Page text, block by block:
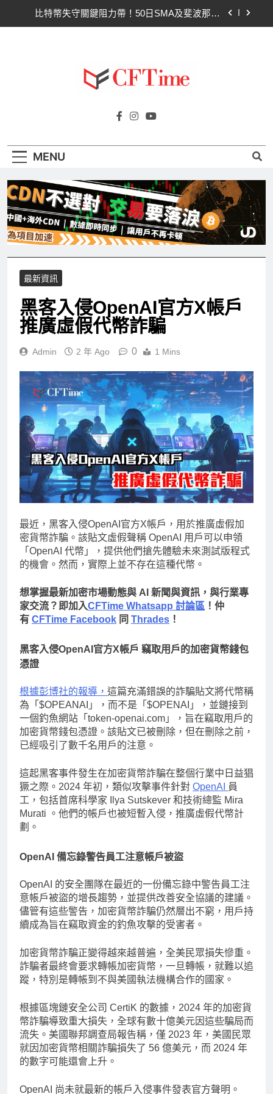
比特幣失守關鍵阻力帶！50日SMA及斐波那契
Circle Q2逆轉虧損 惟遭摩根士丹利狠砍目標價 市
場聚焦流通量萎縮
比特幣失守關鍵阻力帶！50日SMA及斐波那契
CLARITY法案道德條款談判陷僵局！Warren正式
場聚焦流通量萎縮
CLARITY法案60票門檻仍差關鍵缺口！民主黨七
參議員聯合聲明：現有提案尚未準備好
Cftime.io
AI（ChatGPT）、區塊鏈、NFT、加密貨
MENU
最新資訊
黑客入侵OpenAI官方X帳戶
推廣虛假代幣詐騙
Admin 2 年 Ago 0 1 Mins
最近，黑客入侵OpenAI官方X帳戶，用於推廣虛假加
密貨幣詐騙。該貼文虛假聲稱 OpenAI 用戶可以申領
「OpenAI 代幣」，提供他們搶先體驗未來測試版程式
的機會。然而，實際上並不存在這種代幣。
想掌握最新加密市場動態與 AI 新聞與資訊，與行業專
家交流？即加入CFTime Whatsapp 討論區 ！仲
有 CFTime Facebook 同 Thrades ！
黑客入侵OpenAI官方X帳戶 竊取用戶的加密貨幣錢包
憑證
根據彭博社的報導， 這篇充滿錯誤的詐騙貼文將代幣稱
為「$OPEANAI」，而不是「$OPENAI」，並鏈接到
一個釣魚網站「token-openai.com」，旨在竊取用戶的
加密貨幣錢包憑證。該貼文已被刪除，但在刪除之前，
已經吸引了數千名用戶的注意。
這起黑客事件發生在加密貨幣詐騙在整個行業中日益猖
獗之際。2024 年初，類似攻擊事件針對 OpenAI
員
工，包括首席科學家 Ilya Sutskever 和技術總監 Mira
Murati 。他們的帳戶也被短暫入侵，推廣虛假代幣計
劃。
OpenAI 備忘錄警告員工注意帳戶被盜
OpenAI 的安全團隊在最近的一份備忘錄中警告員工注
意帳戶被盜的增長趨勢，並提供改善安全協議的建議。
儘管有這些警告，加密貨幣詐騙仍然層出不窮，用戶持
續成為旨在竊取資金的釣魚攻擊的受害者。
加密貨幣詐騙正變得越來越普遍，全美民眾損失慘重。
詐騙者最終會要求轉帳加密貨幣，一旦轉帳，就難以追
蹤，特別是轉帳到不與美國執法機構合作的國家。
根據區塊鏈安全公司 CertiK 的數據，2024 年的加密貨
幣詐騙導致重大損失，全球有數十億美元因這些騙局而
流失。美國聯邦調查局報告稱，僅 2023 年，美國民眾
就因加密貨幣相關詐騙損失了 56 億美元，而 2024 年
的數字可能還會上升。
OpenAI 尚未就最新的帳戶入侵事件發表官方聲明。